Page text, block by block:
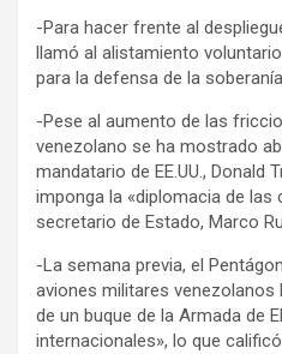
-Para hacer frente al
llamó al alistamiento
para la defensa de la
-Pese al aumento de las
venezolano se ha mostrado
mandatario de EE.UU., Donald
imponga la «diplomacia de las
secretario de Estado, Marco
-La semana previa, el
aviones militares venezolanos
de un buque de la Armada de
internacionales», lo que